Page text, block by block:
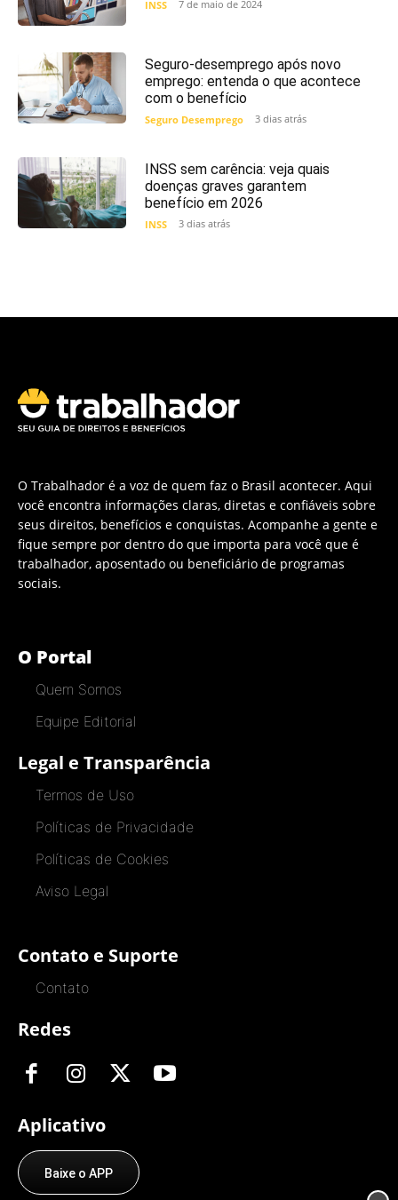
INSS 7 de maio de 2024
Seguro-desemprego após novo
emprego: entenda o que acontece
com o benefício
Seguro Desemprego 3 dias atrás
INSS sem carência: veja quais
doenças graves garantem
benefício em 2026
INSS 3 dias atrás
O Trabalhador é a voz de quem faz o Brasil acontecer. Aqui
você encontra informações claras, diretas e confiáveis sobre
seus direitos, benefícios e conquistas. Acompanhe a gente e
fique sempre por dentro do que importa para você que é
trabalhador, aposentado ou beneficiário de programas
sociais.
O Portal
Quem Somos
Equipe Editorial
Legal e Transparência
Termos de Uso
Políticas de Privacidade
Políticas de Cookies
Aviso Legal
Contato e Suporte
Contato
Redes
Aplicativo
Baixe o APP